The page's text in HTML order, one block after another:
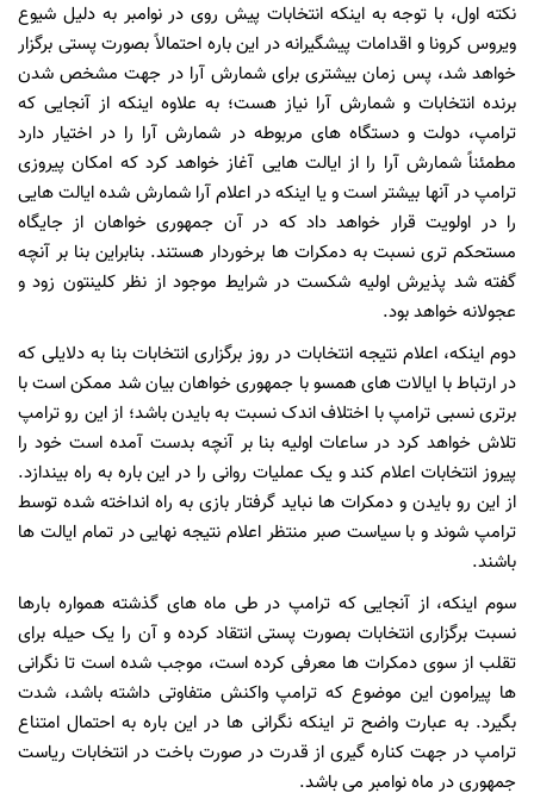
نکته اول، با توجه به اینکه انتخابات پیش روی در نوامبر به دلیل شیوع
ویروس کرونا و اقدامات پیشگیرانه در این باره احتمالاً بصورت پستی برگزار
خواهد شد، پس زمان بیشتری برای شمارش آرا در جهت مشخص شدن
برنده انتخابات و شمارش آرا نیاز هست؛ به علاوه اینکه از آنجایی که
ترامپ، دولت و دستگاه های مربوطه در شمارش آرا را در اختیار دارد
مطمئناً شمارش آرا را از ایالت هایی آغاز خواهد کرد که امکان پیروزی
ترامپ در آنها بیشتر است و یا اینکه در اعلام آرا شمارش شده ایالت هایی
را در اولویت قرار خواهد داد که در آن جمهوری خواهان از جایگاه
مستحکم تری نسبت به دمکرات ها برخوردار هستند. بنابراین بنا بر آنچه
گفته شد پذیرش اولیه شکست در شرایط موجود از نظر کلینتون زود و
عجولانه خواهد بود.
دوم اینکه، اعلام نتیجه انتخابات در روز برگزاری انتخابات بنا به دلایلی که
در ارتباط با ایالات های همسو با جمهوری خواهان بیان شد ممکن است با
برتری نسبی ترامپ با اختلاف اندک نسبت به بایدن باشد؛ از این رو ترامپ
تلاش خواهد کرد در ساعات اولیه بنا بر آنچه بدست آمده است خود را
پیروز انتخابات اعلام کند و یک عملیات روانی را در این باره به راه بیندازد.
از این رو بایدن و دمکرات ها نباید گرفتار بازی به راه انداخته شده توسط
ترامپ شوند و با سیاست صبر منتظر اعلام نتیجه نهایی در تمام ایالت ها
باشند.
سوم اینکه، از آنجایی که ترامپ در طی ماه های گذشته همواره بارها
نسبت برگزاری انتخابات بصورت پستی انتقاد کرده و آن را یک حیله برای
تقلب از سوی دمکرات ها معرفی کرده است، موجب شده است تا نگرانی
ها پیرامون این موضوع که ترامپ واکنش متفاوتی داشته باشد، شدت
بگیرد. به عبارت واضح تر اینکه نگرانی ها در این باره به احتمال امتناع
ترامپ در جهت کناره گیری از قدرت در صورت باخت در انتخابات ریاست
جمهوری در ماه نوامبر می باشد.